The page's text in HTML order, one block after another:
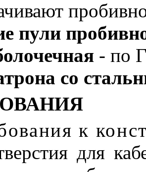
пули
- по
со
к
для